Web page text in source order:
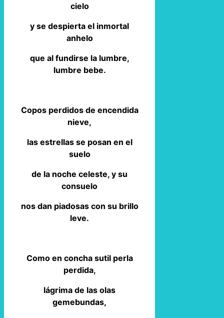
cielo
y se despierta el inmortal
anhelo
que al fundirse la lumbre,
lumbre bebe.
Copos perdidos de encendida
nieve,
las estrellas se posan en el
suelo
de la noche celeste, y su
consuelo
nos dan piadosas con su brillo
leve.
Como en concha sutil perla
perdida,
lágrima de las olas
gemebundas,